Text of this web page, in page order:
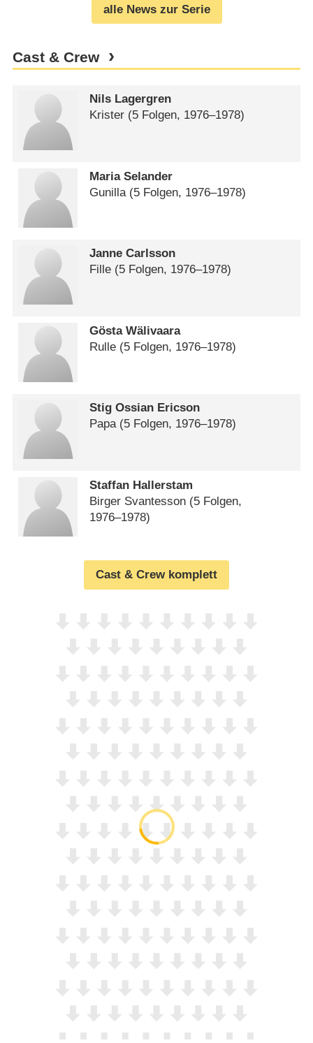
alle News zur Serie
Cast & Crew
Nils Lagergren
Krister (5 Folgen, 1976⁠–⁠1978)
Maria Selander
Gunilla (5 Folgen, 1976⁠–⁠1978)
Janne Carlsson
Fille (5 Folgen, 1976⁠–⁠1978)
Gösta Wälivaara
Rulle (5 Folgen, 1976⁠–⁠1978)
Stig Ossian Ericson
Papa(5 Folgen, 1976⁠–⁠1978)
Staffan Hallerstam
Birger Svantesson (5 Folgen,
1976⁠–⁠1978)
Cast & Crew komplett